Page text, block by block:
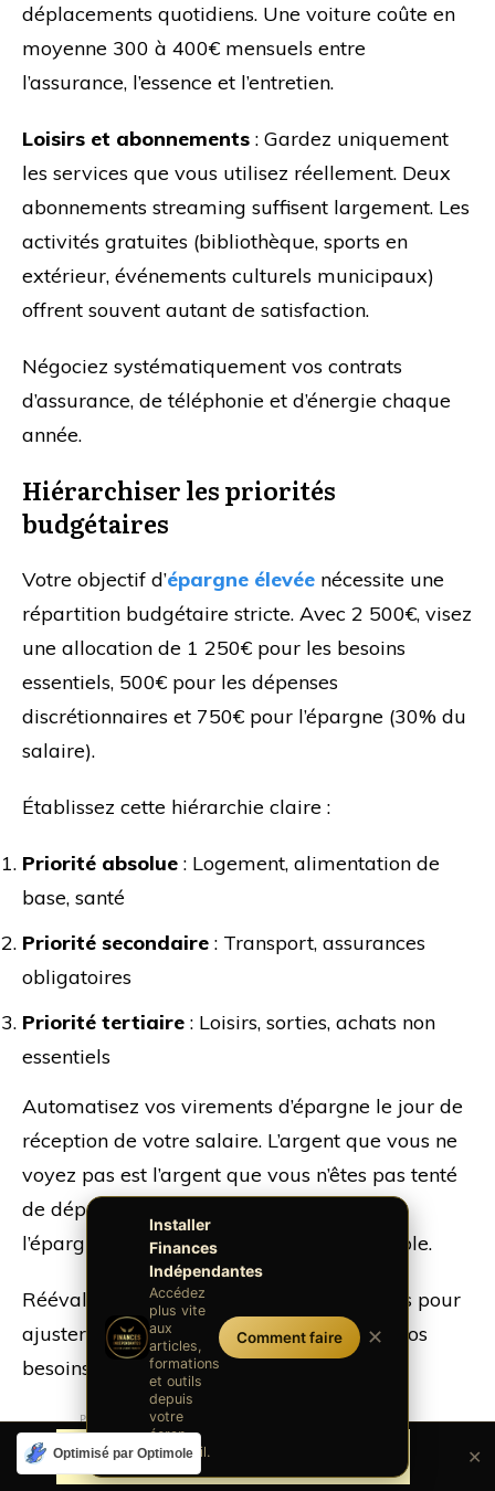
déplacements quotidiens. Une voiture coûte en
moyenne 300 à 400€ mensuels entre
l’assurance, l’essence et l’entretien.
Loisirs et abonnements : Gardez uniquement
les services que vous utilisez réellement. Deux
abonnements streaming suffisent largement. Les
activités gratuites (bibliothèque, sports en
extérieur, événements culturels municipaux)
offrent souvent autant de satisfaction.
Négociez systématiquement vos contrats
d’assurance, de téléphonie et d’énergie chaque
année.
Hiérarchiser les priorités
budgétaires
Votre objectif d’épargne élevée nécessite une
répartition budgétaire stricte. Avec 2 500€, visez
une allocation de 1 250€ pour les besoins
essentiels, 500€ pour les dépenses
discrétionnaires et 750€ pour l’épargne (30% du
salaire).
Établissez cette hiérarchie claire :
Priorité absolue : Logement, alimentation de
base, santé
Priorité secondaire : Transport, assurances
obligatoires
Priorité tertiaire : Loisirs, sorties, achats non
essentiels
Automatisez vos virements d’épargne le jour de
réception de votre salaire. L’argent que vous ne
voyez pas est l’argent que vous n’êtes pas tenté
de dépenser. Cette discipline transforme
l’épargne en une charge fixe non négociable.
Réévaluez vos priorités tous les trimestres pour
ajuster votre budget selon l’évolution de vos
besoins et objectifs financiers.
Publicités
Optimisé par Optimole ✕
Installer
Finances
Indépendantes
Accédez
plus vite
aux
articles,
formations
et outils
depuis
votre
écran
d'accueil.
Comment faire ✕